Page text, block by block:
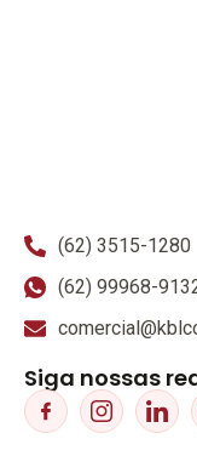
(62) 3515-1280
(62) 99968-
Siga nossas